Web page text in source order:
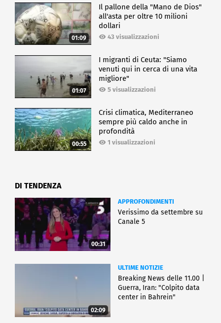
01:09
Il pallone della "Mano de Dios"
all'asta per oltre 10 milioni
dollari
43 visualizzazioni
01:07
I migranti di Ceuta: "Siamo
venuti qui in cerca di una vita
migliore"
5 visualizzazioni
00:55
Crisi climatica, Mediterraneo
sempre più caldo anche in
profondità
1 visualizzazioni
DI TENDENZA
00:31
APPROFONDIMENTI
Verissimo da settembre su
Canale 5
02:09
ULTIME NOTIZIE
Breaking News delle 11.00 |
Guerra, Iran: "Colpito data
center in Bahrein"